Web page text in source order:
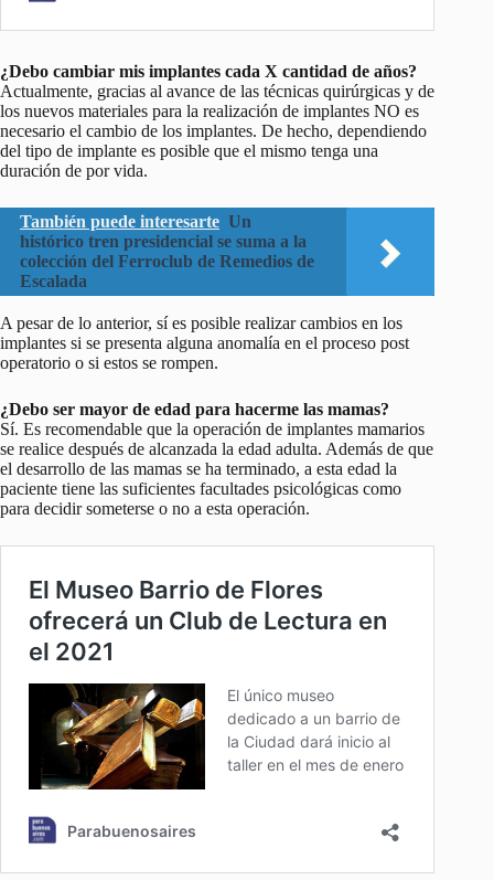
¿Debo cambiar mis implantes cada X cantidad de años?
Actualmente, gracias al avance de las técnicas quirúrgicas y de
los nuevos materiales para la realización de implantes NO es
necesario el cambio de los implantes. De hecho, dependiendo
del tipo de implante es posible que el mismo tenga una
duración de por vida.
También puede interesarte Un
histórico tren presidencial se suma a la
colección del Ferroclub de Remedios de
Escalada
A pesar de lo anterior, sí es posible realizar cambios en los
implantes si se presenta alguna anomalía en el proceso post
operatorio o si estos se rompen.
¿Debo ser mayor de edad para hacerme las mamas?
Sí. Es recomendable que la operación de implantes mamarios
se realice después de alcanzada la edad adulta. Además de que
el desarrollo de las mamas se ha terminado, a esta edad la
paciente tiene las suficientes facultades psicológicas como
para decidir someterse o no a esta operación.